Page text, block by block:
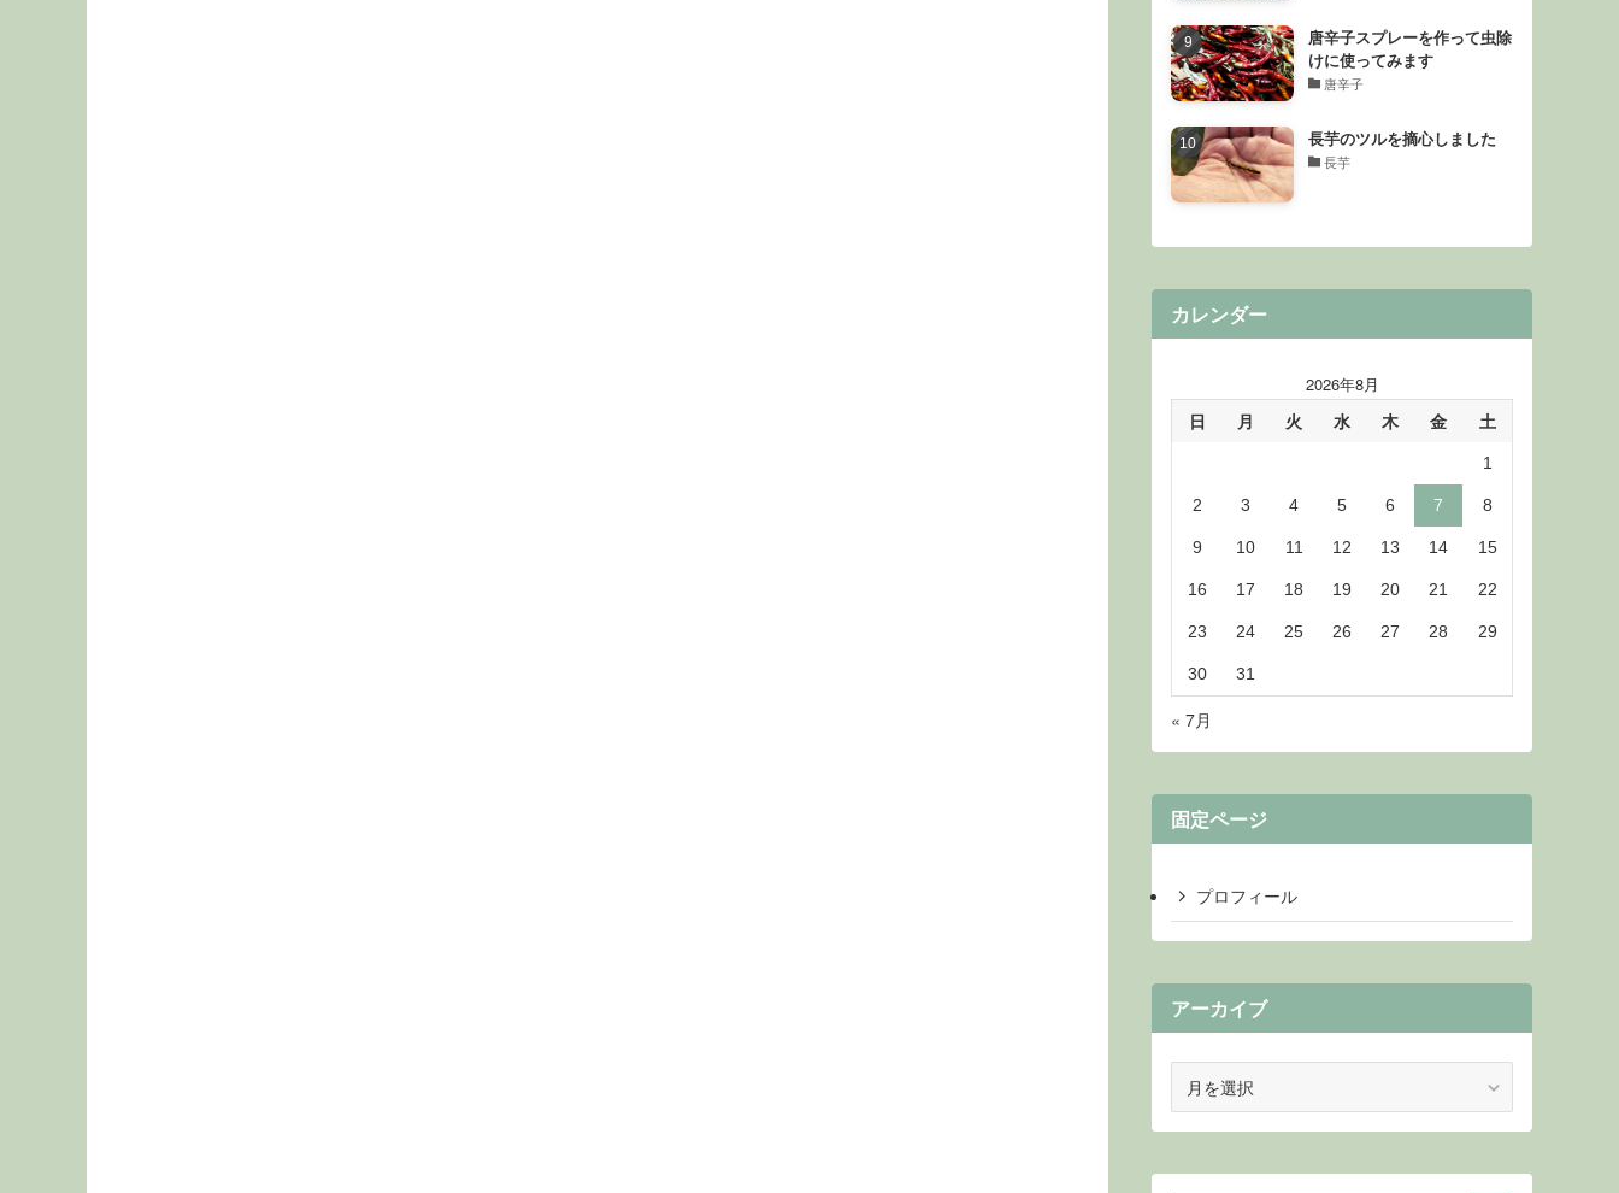
唐辛子スプレーを作って虫除
けに使ってみます
唐辛子
長芋のツルを摘心しました
長芋
カレンダー
2026年8月
日 月 火 水 木 金 土
1
2 3 4 5 6 7 8
9 10 11 12 13 14 15
16 17 18 19 20 21 22
23 24 25 26 27 28 29
30 31
« 7月
固定ページ
プロフィール
アーカイブ
カ
ブ